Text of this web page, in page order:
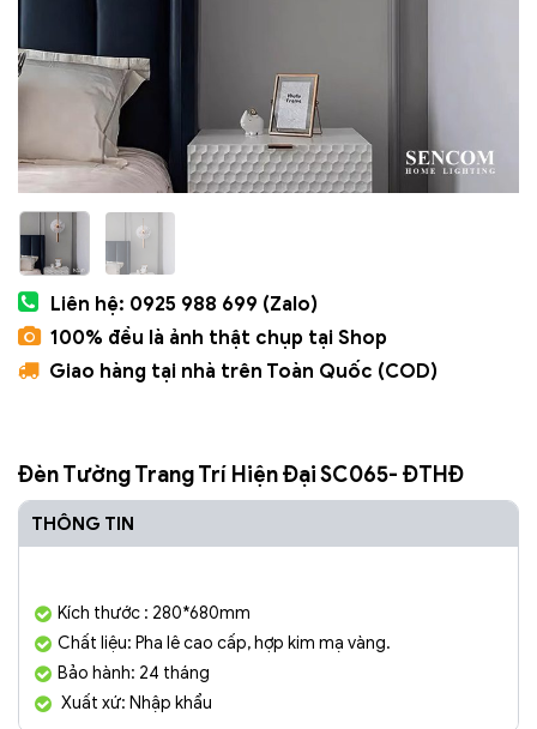
Liên hệ: 0925 988 699 (Zalo)
100% đều là ảnh thật chụp tại Shop
Giao hàng tại nhà trên Toàn Quốc (COD)
Đèn Tường Trang Trí Hiện Đại SC065- ĐTHĐ
THÔNG TIN
Kích thước : 280*680mm
Chất liệu: Pha lê cao cấp, hợp kim mạ vàng.
Bảo hành: 24 tháng
Xuất xứ: Nhập khẩu